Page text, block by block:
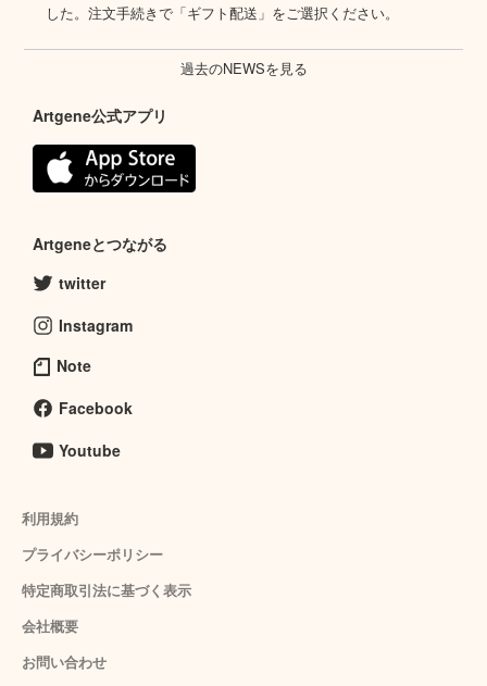
した。注文手続きで「ギフト配送」をご選択ください。
過去のNEWSを見る
Artgene公式アプリ
Artgeneとつながる
twitter
Instagram
Note
Facebook
Youtube
利用規約
プライバシーポリシー
特定商取引法に基づく表示
会社概要
お問い合わせ